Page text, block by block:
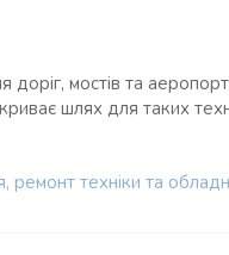
доріг, мостів та
шлях для таких
ремонт техніки та